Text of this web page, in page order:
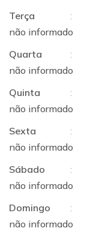
Terça
:
não informado
Quarta
:
não informado
Quinta
:
não informado
Sexta
:
não informado
Sábado
:
não informado
Domingo
:
não informado